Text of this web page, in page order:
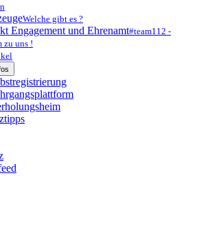
Welche gibt es ?
Engagement und Ehrenamt#team112 -
zu uns !